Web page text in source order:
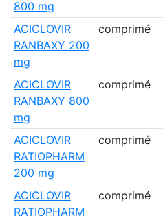
800 mg
ACICLOVIR
RANBAXY 200
mg
comprimé
ACICLOVIR
RANBAXY 800
mg
comprimé
ACICLOVIR
RATIOPHARM
200 mg
comprimé
ACICLOVIR
RATIOPHARM
comprimé